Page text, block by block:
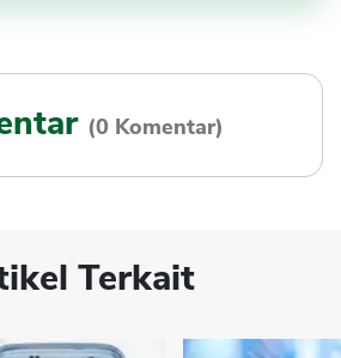
(0 Komentar)
Terkait